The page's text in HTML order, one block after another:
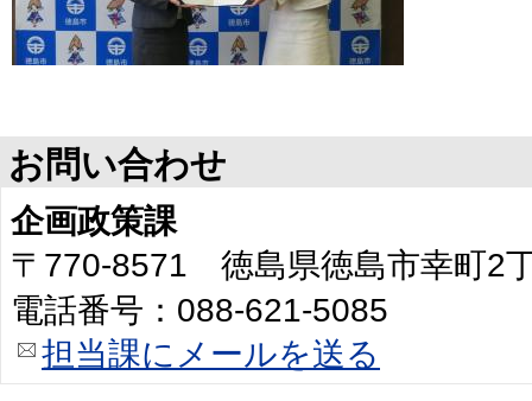
お問い合わせ
企画政策課
〒770-8571 徳島県徳島市幸町2
電話番号：088-621-5085
担当課にメールを送る